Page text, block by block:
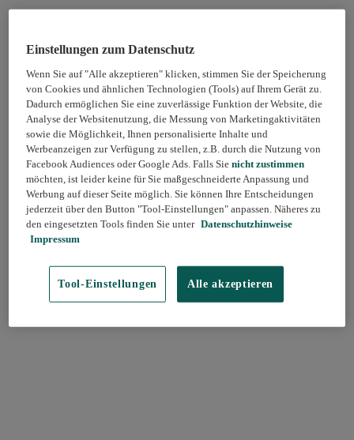
Einstellungen zum Datenschutz
Wenn Sie auf "Alle akzeptieren" klicken, stimmen Sie der Speicherung
von Cookies und ähnlichen Technologien (Tools) auf Ihrem Gerät zu.
Dadurch ermöglichen Sie eine zuverlässige Funktion der Website, die
Analyse der Websitenutzung, die Messung von Marketingaktivitäten
sowie die Möglichkeit, Ihnen personalisierte Inhalte und
Werbeanzeigen zur Verfügung zu stellen, z.B. durch die Nutzung von
Facebook Audiences oder Google Ads. Falls Sienicht zustimmen
möchten, ist leider keine für Sie maßgeschneiderte Anpassung und
Werbung auf dieser Seite möglich. Sie können Ihre Entscheidungen
jederzeit über den Button "Tool-Einstellungen" anpassen. Näheres zu
den eingesetzten Tools finden Sie unter Datenschutzhinweise
Impressum
Tool-Einstellungen Alle akzeptieren